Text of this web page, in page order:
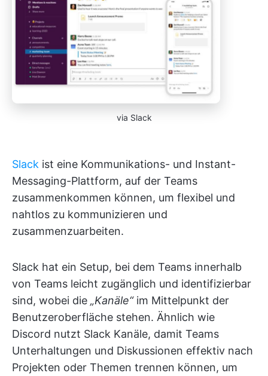
via Slack
Slack ist eine Kommunikations- und Instant-
Messaging-Plattform, auf der Teams
zusammenkommen können, um flexibel und
nahtlos zu kommunizieren und
zusammenzuarbeiten.
Slack hat ein Setup, bei dem Teams innerhalb
von Teams leicht zugänglich und identifizierbar
sind, wobei die „Kanäle“im Mittelpunkt der
Benutzeroberfläche stehen. Ähnlich wie
Discord nutzt Slack Kanäle, damit Teams
Unterhaltungen und Diskussionen effektiv nach
Projekten oder Themen trennen können, um